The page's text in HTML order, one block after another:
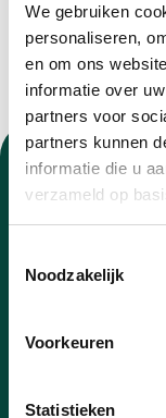
We gebruiken
personaliseren,
en om ons
informatie over
partners voor
partners kunnen
informatie die u
verzameld op
Noodzakelijk
Voorkeuren
Statistieken
Nieuwsbrief
Blijf op de
onze nieuwsbrief
E-